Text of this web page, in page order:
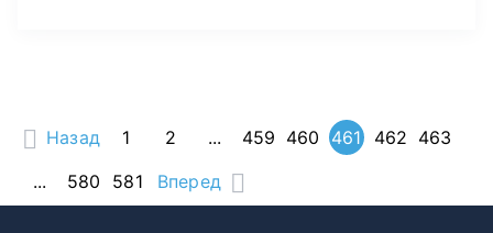
Назад 1 2 ... 459 460 461 462 463
...
580 581 Вперед